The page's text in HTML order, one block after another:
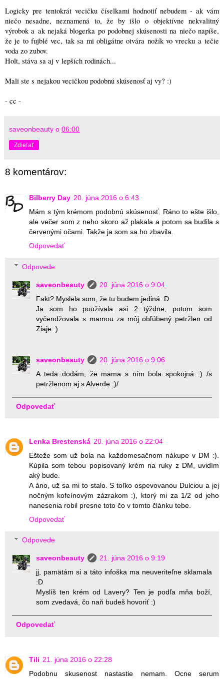
Logicky pre tentokrát vecičku číselkami hodnotiť nebudem - ak vám
niečo nesadne, neznamená to, že by išlo o objektívne nekvalitný
výrobok a ak nejaká blogerka po podobnej skúsenosti na niečo napíše,
že je to fujblé vec, tak sa mi obligátne otvára nožík vo vrecku a tečie
voda zo zubov.
Holt, stáva sa aj v lepších rodinách...
Mali ste s nejakou vecičkou podobnú skúsenosť aj vy? :)
- cc -
saveonbeauty o 06:00
Zdieľať
8 komentárov:
Bilberry Day 20. júna 2016 o 6:43
Mám s tým krémom podobnú skúsenosť. Ráno to ešte išlo,
ale večer som z neho skoro až plakala a potom sa budila s
červenými očami. Takže ja som sa ho zbavila.
Odpovedať
Odpovede
saveonbeauty
20. júna 2016 o 9:04
Fakt? Myslela som, že tu budem jediná :D
Ja som ho používala asi 2 týždne, potom som
vyčendžovala s mamou za môj obľúbený petržlen od
Ziaje :)
saveonbeauty
20. júna 2016 o 9:06
A teda dodám, že mama s ním bola spokojná :) /s
petržlenom aj s Alverde :)/
Odpovedať
Lenka Brestenská 20. júna 2016 o 22:04
Ešteže som už bola na každomesačnom nákupe v DM :).
Kúpila som tebou popisovaný krém na ruky z DM, uvidím
aký bude.
A áno, už sa mi to stalo. S toľko ospevovanou Dulciou a jej
nočným kofeínovým zázrakom :), ktorý mi za 1/2 od jeho
nanesenia robil presne toto čo v tomto článku tebe.
Odpovedať
Odpovede
saveonbeauty
21. júna 2016 o 9:19
jj, pamätám si a táto infoška ma neuveriteľne sklamala
:D
Myslíš ten krém od Lavery? Ten je podľa mňa boží,
som zvedavá, čo naň budeš hovoriť :)
Odpovedať
Tili 21. júna 2016 o 22:28
Podobnu skusenost nastastie nemam. Ocne serum